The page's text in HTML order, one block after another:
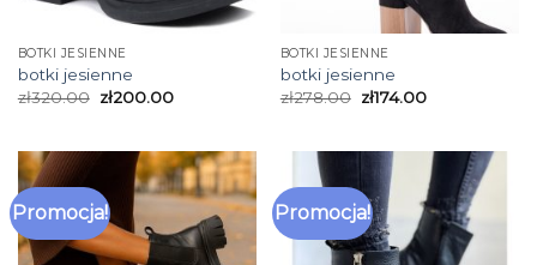
BOTKI JESIENNE
botki jesienne
zł320.00 zł200.00
BOTKI JESIENNE
botki jesienne
zł278.00 zł174.00
Promocja! Promocja!